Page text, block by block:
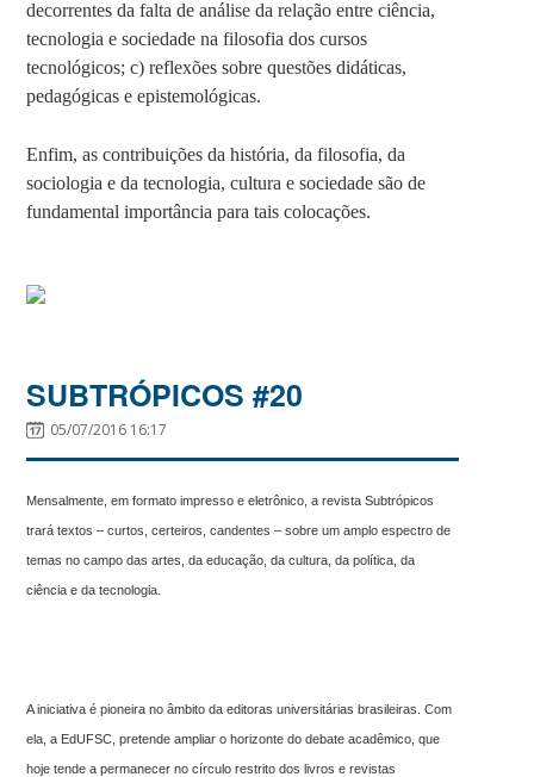
decorrentes da falta de análise da relação entre ciência,
tecnologia e sociedade na filosofia dos cursos
tecnológicos; c) reflexões sobre questões didáticas,
pedagógicas e epistemológicas.
Enfim, as contribuições da história, da filosofia, da
sociologia e da tecnologia, cultura e sociedade são de
fundamental importância para tais colocações.
SUBTRÓPICOS #20
05/07/2016 16:17
Mensalmente, em formato impresso e eletrônico, a revista Subtrópicos
trará textos – curtos, certeiros, candentes – sobre um amplo espectro de
temas no campo das artes, da educação, da cultura, da política, da
ciência e da tecnologia.
A iniciativa é pioneira no âmbito da editoras universitárias brasileiras. Com
ela, a EdUFSC, pretende ampliar o horizonte do debate acadêmico, que
hoje tende a permanecer no círculo restrito dos livros e revistas